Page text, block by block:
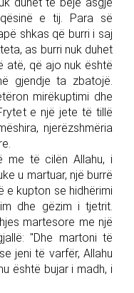
e tij. Para së
shkas që burri i saj
as burri nuk duhet
atë, që ajo nuk është
gjendje ta zbatojë.
mirëkuptimi dhe
e një jete të tillë
njerëzshmëria
me të cilën Allahu, i
u martuar, një burrë
e kupton se hidhërimi
dhe gëzim i tjetrit.
martesore me një
"Dhe martoni të
jeni të varfër, Allahu
është bujar i madh, i